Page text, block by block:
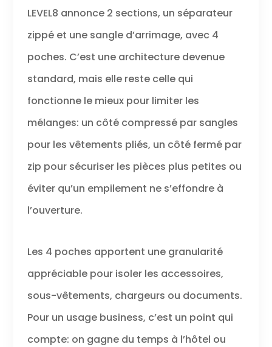
LEVEL8 annonce 2 sections, un séparateur
zippé et une sangle d’arrimage, avec 4
poches. C’est une architecture devenue
standard, mais elle reste celle qui
fonctionne le mieux pour limiter les
mélanges: un côté compressé par sangles
pour les vêtements pliés, un côté fermé par
zip pour sécuriser les pièces plus petites ou
éviter qu’un empilement ne s’effondre à
l’ouverture.
Les 4 poches apportent une granularité
appréciable pour isoler les accessoires,
sous-vêtements, chargeurs ou documents.
Pour un usage business, c’est un point qui
compte: on gagne du temps à l’hôtel ou